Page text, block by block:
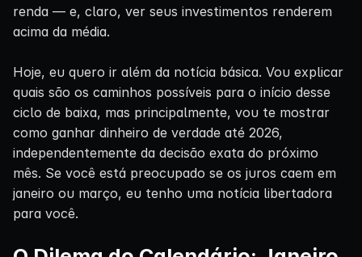
renda — e, claro, ver seus investimentos renderem
acima da média.
Hoje, eu quero ir além da notícia básica. Vou explicar
quais são os caminhos possíveis para o início desse
ciclo de baixa, mas principalmente, vou te mostrar
como ganhar dinheiro de verdade até 2026,
independentemente da decisão exata do próximo
mês. Se você está preocupado se os juros caem em
janeiro ou março, eu tenho uma notícia libertadora
para você.